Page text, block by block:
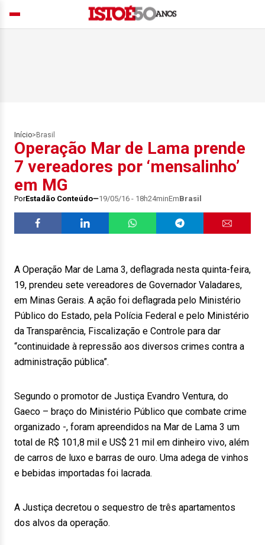
Início> Brasil
Operação Mar de Lama prende
7 vereadores por ‘mensalinho’
em MG
PorEstadão Conteúdo 19/05/16 - 18h24minEmBrasil
A Operação Mar de Lama 3, deflagrada nesta quinta-feira,
19, prendeu sete vereadores de Governador Valadares,
em Minas Gerais. A ação foi deflagrada pelo Ministério
Público do Estado, pela Polícia Federal e pelo Ministério
da Transparência, Fiscalização e Controle para dar
“continuidade à repressão aos diversos crimes contra a
administração pública”.
Segundo o promotor de Justiça Evandro Ventura, do
Gaeco – braço do Ministério Público que combate crime
organizado -, foram apreendidos na Mar de Lama 3 um
total de R$ 101,8 mil e US$ 21 mil em dinheiro vivo, além
de carros de luxo e barras de ouro. Uma adega de vinhos
e bebidas importadas foi lacrada.
A Justiça decretou o sequestro de três apartamentos
dos alvos da operação.